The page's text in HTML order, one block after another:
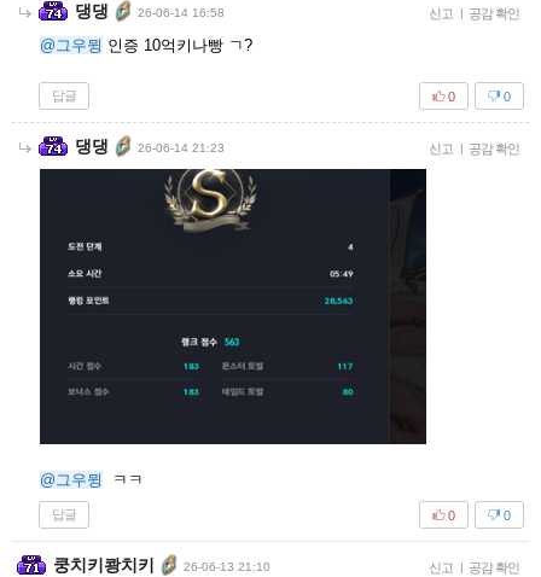
댕댕 26-06-14 16:58 신고 | 공감 확인
@그우뮝 인증 10억키나빵 ㄱ?
답글 0
0
댕댕 26-06-14 21:23 신고 | 공감 확인
@그우뮝 ㅋㅋ
답글 0
0
쿵치키쾅치키 26-06-13 21:10 신고 공감 확인